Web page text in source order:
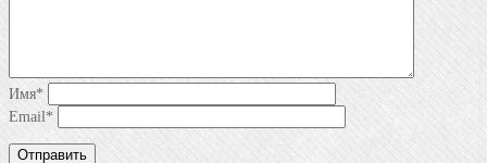
Имя*
Email*